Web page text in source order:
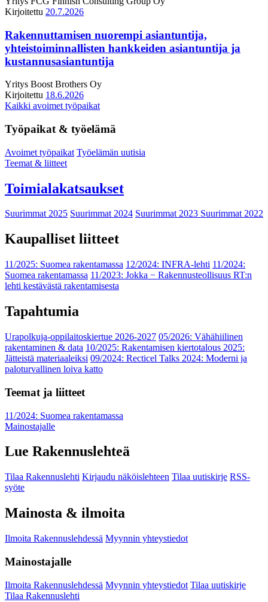
Kirjoitettu 20.7.2026
Rakennuttamisen nuorempi asiantuntija,
yhteistoiminnallisten hankkeiden asiantuntija ja
kustannusasiantuntija
Yritys Boost Brothers Oy
Kirjoitettu 18.6.2026
Kaikki avoimet työpaikat
Työpaikat & työelämä
Avoimet työpaikat Työelämän uutisia
Teemat & liitteet
Toimialakatsaukset
Suurimmat 2025 Suurimmat 2024 Suurimmat 2023 Suurimmat 2022
Kaupalliset liitteet
11/2025: Suomea rakentamassa 12/2024: INFRA-lehti 11/2024:
Suomea rakentamassa 11/2023: Jokka − Rakennusteollisuus RT:n
lehti kestävästä rakentamisesta
Tapahtumia
Urapolkuja-oppilaitoskiertue 2026-2027 05/2026: Vähähiilinen
rakentaminen & data 10/2025: Rakentamisen kiertotalous 2025:
Jätteistä materiaaleiksi 09/2024: Recticel Talks 2024: Moderni ja
paloturvallinen loiva katto
Teemat ja liitteet
11/2024: Suomea rakentamassa
Mainostajalle
Lue Rakennuslehteä
Tilaa Rakennuslehti Kirjaudu näköislehteen Tilaa uutiskirje RSS-
syöte
Mainosta & ilmoita
Ilmoita Rakennuslehdessä Myynnin yhteystiedot
Mainostajalle
Ilmoita Rakennuslehdessä Myynnin yhteystiedot Tilaa uutiskirje
Tilaa Rakennuslehti